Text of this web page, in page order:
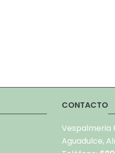
CONTACTO
Vespalmeria
Aguadulce,